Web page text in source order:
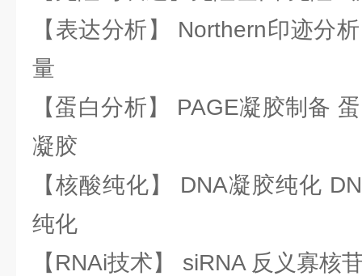
【表达分析】 Northern印迹分
量
【蛋白分析】 PAGE凝胶制备
凝胶
【核酸纯化】 DNA凝胶纯化
纯化
【RNAi技术】 siRNA 反义寡核